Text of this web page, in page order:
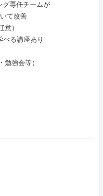
グ専任チームが
意）
べる講座あり
勉強会等）